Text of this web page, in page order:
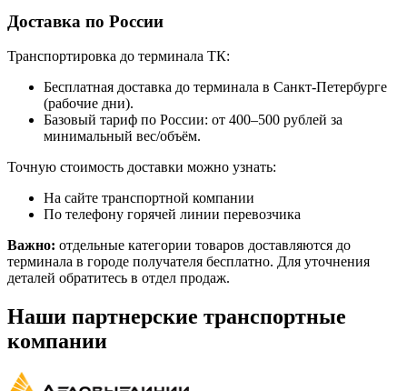
Доставка по России
Транспортировка до терминала ТК:
Бесплатная доставка до терминала в Санкт-Петербурге
(рабочие дни).
Базовый тариф по России: от 400–500 рублей за
минимальный вес/объём.
Точную стоимость доставки можно узнать:
На сайте транспортной компании
По телефону горячей линии перевозчика
Важно: отдельные категории товаров доставляются до
терминала в городе получателя бесплатно. Для уточнения
деталей обратитесь в отдел продаж.
Наши партнерские транспортные
компании